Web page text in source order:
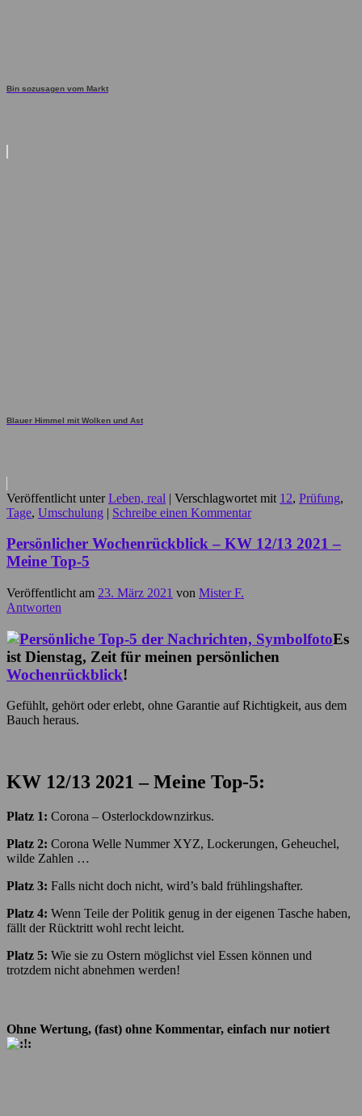
Bin sozusagen vom Markt
Blauer Himmel mit Wolken und Ast
Veröffentlicht unter Leben, real | Verschlagwortet mit 12, Prüfung,
Tage, Umschulung | Schreibe einen Kommentar
Persönlicher Wochenrückblick – KW 12/13 2021 –
Meine Top-5
Veröffentlicht am 23. März 2021 von Mister F.
Antworten
Es
ist Dienstag, Zeit für meinen persönlichen
Wochenrückblick!
Gefühlt, gehört oder erlebt, ohne Garantie auf Richtigkeit, aus dem
Bauch heraus.
KW 12/13 2021 – Meine Top-5:
Platz 1: Corona – Osterlockdownzirkus.
Platz 2: Corona Welle Nummer XYZ, Lockerungen, Geheuchel,
wilde Zahlen …
Platz 3: Falls nicht doch nicht, wird’s bald frühlingshafter.
Platz 4: Wenn Teile der Politik genug in der eigenen Tasche haben,
fällt der Rücktritt wohl recht leicht.
Platz 5: Wie sie zu Ostern möglichst viel Essen können und
trotzdem nicht abnehmen werden!
Ohne Wertung, (fast) ohne Kommentar, einfach nur notiert